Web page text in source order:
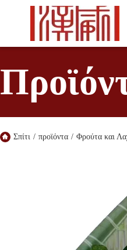
Σπίτι / προϊόντα / Φρούτα και